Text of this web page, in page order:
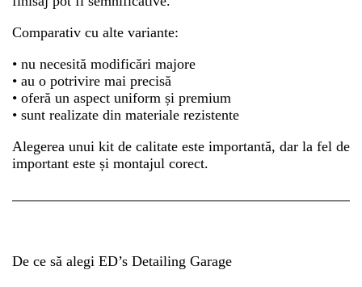
Comparativ cu alte variante:
• nu necesită modificări majore
• au o potrivire mai precisă
• oferă un aspect uniform și premium
• sunt realizate din materiale rezistente
Alegerea unui kit de calitate este importantă, dar la fel de
important este și montajul corect.
De ce să alegi ED’s Detailing Garage